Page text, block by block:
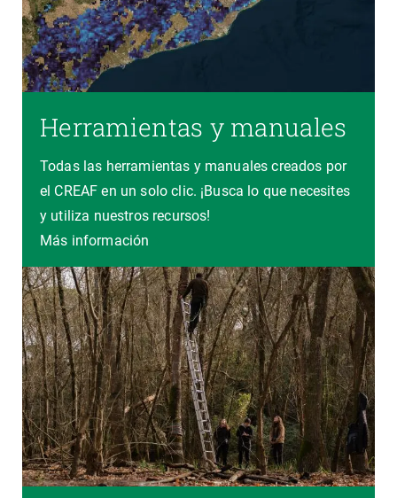
Herramientas y manuales
Todas las herramientas y manuales creados por
el CREAF en un solo clic. ¡Busca lo que necesites
y utiliza nuestros recursos!
Más información